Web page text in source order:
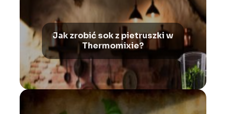
Jak zrobić sok z pietruszki w
Thermomixie?